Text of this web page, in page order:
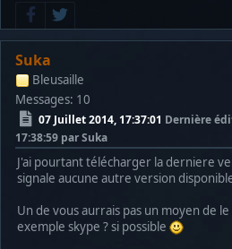
Suka
Bleusaille
Messages: 10
07 Juillet 2014, 17:37:01 Dernière
17:38:59 par Suka
J'ai pourtant télécharger la derniere
signale aucune autre version
Un de vous aurrais pas un moyen de
exemple skype ? si possible